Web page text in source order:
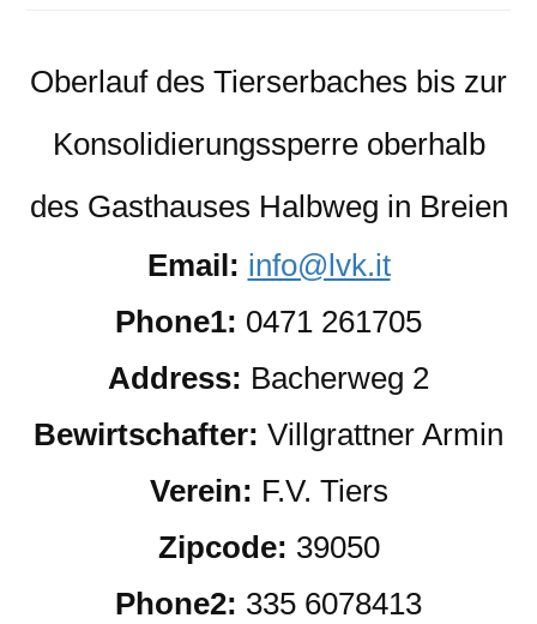
Oberlauf des Tierserbaches bis zur
Konsolidierungssperre oberhalb
des Gasthauses Halbweg in Breien
Email: info@lvk.it
Phone1: 0471 261705
Address: Bacherweg 2
Bewirtschafter: Villgrattner Armin
Verein: F.V. Tiers
Zipcode: 39050
Phone2: 335 6078413